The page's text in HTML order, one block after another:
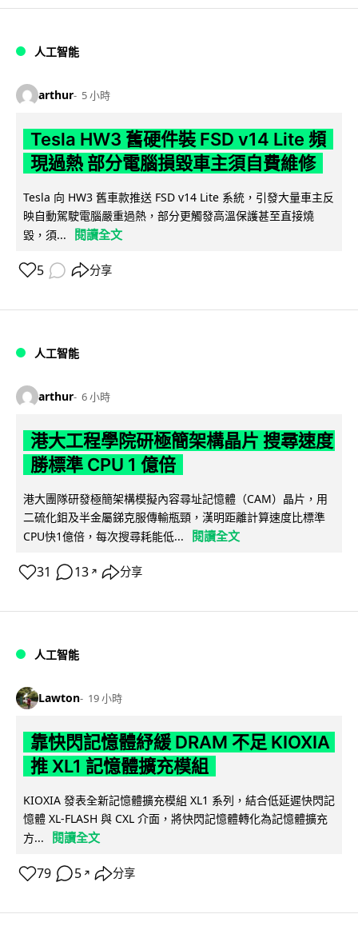
人工智能
arthur 5 小時
Tesla HW3 舊硬件裝 FSD v14 Lite 頻
現過熱 部分電腦損毀車主須自費維修
Tesla 向 HW3 舊車款推送 FSD v14 Lite 系統，引發大量車主反
映自動駕駛電腦嚴重過熱，部分更觸發高溫保護甚至直接燒
毀，須...
閱讀全文
5 分享
人工智能
arthur 6 小時
港大工程學院研極簡架構晶片 搜尋速度
勝標準 CPU 1 億倍
港大團隊研發極簡架構模擬內容尋址記憶體（CAM）晶片，用
二硫化鉬及半金屬銻克服傳輸瓶頸，漢明距離計算速度比標準
CPU快1億倍，每次搜尋耗能低...
閱讀全文
31 13 ↗ 分享
人工智能
Lawton 19 小時
靠快閃記憶體紓緩 DRAM 不足 KIOXIA
推 XL1 記憶體擴充模組
KIOXIA 發表全新記憶體擴充模組 XL1 系列，結合低延遲快閃記
憶體 XL-FLASH 與 CXL 介面，將快閃記憶體轉化為記憶體擴充
方...
閱讀全文
79 5 ↗ 分享